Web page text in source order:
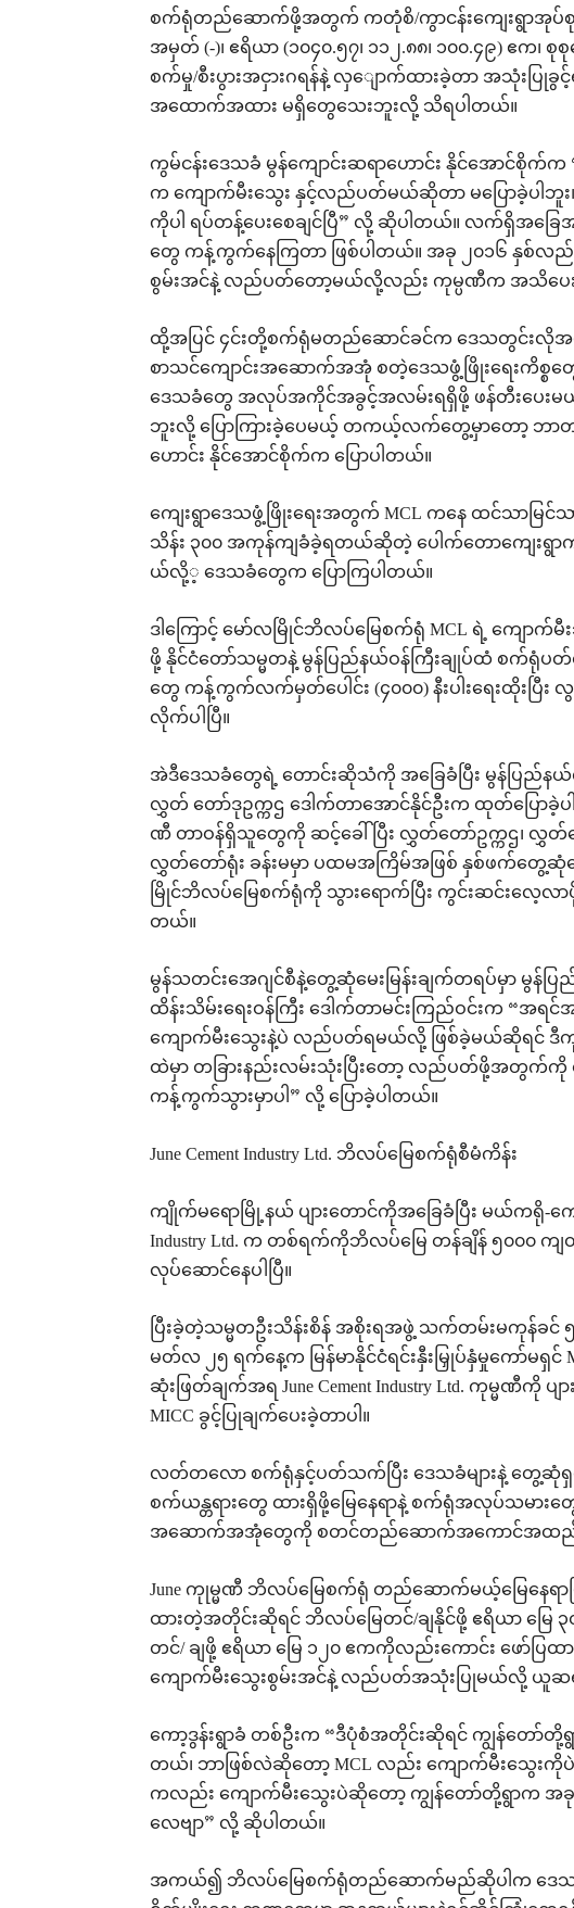
စက်ရုံတည်ဆောက်ဖို့အတွက် ကတုံစိ/ကွာငန်းကျေးရွာအုပ်စု၊ ကွ
အမှတ် (-)၊ ဧရိယာ (၁၀၄၀.၅၇၊ ၁၁၂.၈၈၊ ၁၀၀.၄၉) ဧက၊
စက်မှု/စီးပွားအငှားဂရန်နဲ့ လှျောက်ထားခဲ့တာ အသုံးပြု
အထောက်အထား မရှိတွေသေးဘူးလို့ သိရပါတယ်။
ကွမ်ငန်းဒေသခံ မွန်ကျောင်းဆရာဟောင်း နိုင်အောင်စို
က ကျောက်မီးသွေး နှင့်လည်ပတ်မယ်ဆိုတာ မပြောခဲ့ပါဘူး
ကိုပါ ရပ်တန့်ပေးစေချင်ပြီ” လို့ ဆိုပါတယ်။ လက်ရှိအခြ
တွေ ကန့်ကွက်နေကြတာ ဖြစ်ပါတယ်။ အခု ၂၀၁၆ နှစ်လ
စွမ်းအင်နဲ့ လည်ပတ်တော့မယ်လို့လည်း ကုမ္ပဏီက အသိပေးပြေ
ထို့အပြင် ၄င်းတို့စက်ရုံမတည်ဆောင်ခင်က ဒေသတွင်းလိုအ
စာသင်ကျောင်းအဆောက်အအုံ စတဲ့ဒေသဖွံ့ဖြိုးရေးကိ
ဒေသခံတွေ အလုပ်အကိုင်အခွင့်အလမ်းရရှိဖို့ ဖန်တီးပေး
ဘူးလို့ ပြောကြားခဲ့ပေမယ့် တကယ့်လက်တွေ့မှာတော့ ဘာတစ်
ဟောင်း နိုင်အောင်စိုက်က ပြောပါတယ်။
ကျေးရွာဒေသဖွံ့ဖြိုးရေးအတွက် MCL ကနေ ထင်သာမြ
သိန်း ၃၀၀ အကုန်ကျခံခဲ့ရတယ်ဆိုတဲ့ ပေါက်တောကျေးရွာ
ယ်လို့့ ဒေသခံတွေက ပြောကြပါတယ်။
ဒါကြောင့် မော်လမြိုင်ဘိလပ်မြေစက်ရုံ MCL ရဲ့ ကျောက်
ဖို့ နိုင်ငံတော်သမ္မတနဲ့ မွန်ပြည်နယ်ဝန်ကြီးချုပ်ထံ စက်ရုံပ
တွေ ကန့်ကွက်လက်မှတ်ပေါင်း (၄၀၀၀) နီးပါးရေးထိုးပြီ
လိုက်ပါပြီ။
အဲဒီဒေသခံတွေရဲ့ တောင်းဆိုသံကို အခြေခံပြီး မွန်ပြည်
လွှတ် တော်ဒုဥက္ကဌ ဒေါက်တာအောင်နိုင်ဦးက ထုတ်ပြောခဲ့
ဏီ တာဝန်ရှိသူတွေကို ဆင့်ခေါ်ပြီး လွှတ်တော်ဥက္ကဌ၊ လွှ
လွှတ်တော်ရုံး ခန်းမမှာ ပထမအကြိမ်အဖြစ် နှစ်ဖက်တွေ့
မြိုင်ဘိလပ်မြေစက်ရုံကို သွားရောက်ပြီး ကွင်းဆင်းလ
တယ်။
မွန်သတင်းအေဂျင်စီနဲ့တွေ့ဆုံမေးမြန်းချက်တရပ်မှာ မွ
ထိန်းသိမ်းရေးဝန်ကြီး ဒေါက်တာမင်းကြည်ဝင်းက “အရ
ကျောက်မီးသွေးနဲ့ပဲ လည်ပတ်ရမယ်လို့ ဖြစ်ခဲ့မယ်ဆိုရင် ဒီကုမ္
ထဲမှာ တခြားနည်းလမ်းသုံးပြီးတော့ လည်ပတ်ဖို့အတွက်ကို
ကန့်ကွက်သွားမှာပါ” လို့ ပြောခဲ့ပါတယ်။
June Cement Industry Ltd. ဘိလပ်မြေစက်ရုံစီမံကိန်း
ကျိုက်မရောမြို့နယ် ပျားတောင်ကိုအခြေခံပြီး မယ်ကရို-ကော့
Industry Ltd. က တစ်ရက်ကိုဘိလပ်မြေ တန်ချိန် ၅၀၀၀
လုပ်ဆောင်နေပါပြီ။
ပြီးခဲ့တဲ့သမ္မတဦးသိန်းစိန် အစိုးရအဖွဲ့ သက်တမ်းမကုန်ခင်
မတ်လ ၂၅ ရက်နေ့က မြန်မာနိုင်ငံရင်းနှီးမြှုပ်နှံမှုကော်မရှ
ဆုံးဖြတ်ချက်အရ June Cement Industry Ltd. ကုမ္မ
MICC ခွင့်ပြုချက်ပေးခဲ့တာပါ။
လတ်တလော စက်ရုံနှင့်ပတ်သက်ပြီး ဒေသခံများနဲ့ တွေ့
စက်ယန္တရားတွေ ထားရှိဖို့မြေနေရာနဲ့ စက်ရုံအလုပ်သမ
အဆောက်အအုံတွေကို စတင်တည်ဆောက်အကောင်အထည်ဖေ
June ကုုမ္မဏီ ဘိလပ်မြေစက်ရုံ တည်ဆောက်မယ့်မြေနေရာပ
ထားတဲ့အတိုင်းဆိုရင် ဘိလပ်မြေတင်/ချနိုင်ဖို့ ဧရိယာ မြေ
တင်/ ချဖို့ ဧရိယာ မြေ ၁၂၀ ဧကကိုလည်းကောင်း ဖော်
ကျောက်မီးသွေးစွမ်းအင်နဲ့ လည်ပတ်အသုံးပြုမယ်လို့ ယူဆ
ကော့ဒွန်းရွာခံ တစ်ဦးက “ဒီပုံစံအတိုင်းဆိုရင် ကျွန်တော်တို့
တယ်၊ ဘာဖြစ်လဲဆိုတော့ MCL လည်း ကျောက်မီးသွေးကို
ကလည်း ကျောက်မီးသွေးပဲဆိုတော့ ကျွန်တော်တို့ရွာက အခု
လေဗျာ” လို့ ဆိုပါတယ်။
အကယ်၍ ဘိလပ်မြေစက်ရုံတည်ဆောက်မည်ဆိုပါက ဒေသခံမ